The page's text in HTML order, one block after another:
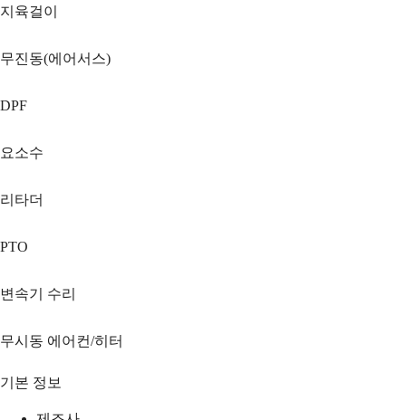
지육걸이
무진동(에어서스)
DPF
요소수
리타더
PTO
변속기 수리
무시동 에어컨/히터
기본 정보